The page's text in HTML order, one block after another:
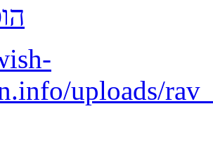
uploads/